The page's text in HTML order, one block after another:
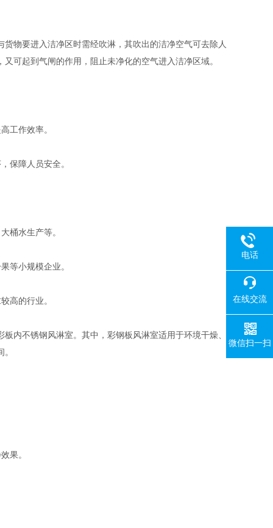
要进入洁净区时需经吹淋，其吹出的洁净空气可去除人
可起到气闸的作用，阻止未净化的空气进入洁净区域。
工作效率。
保障人员安全。
桶水生产等。
等小规模企业。
高的行业。
不锈钢风淋室。其中，彩钢板风淋室适用于环境干燥、
果。
电话
在线交流
微信扫一扫